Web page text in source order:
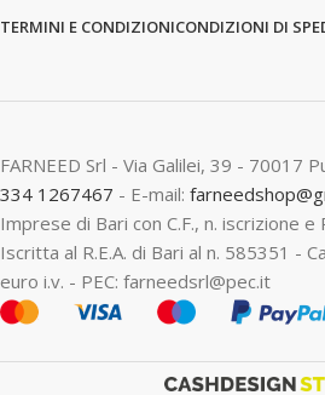
TERMINI E CONDIZIONICONDIZIONI DI
FARNEED Srl - Via Galilei, 39 - 70017
334 1267467 - E-mail:
Imprese di Bari con C.F., n. iscrizione
Iscritta al R.E.A. di Bari al n. 585351 -
euro i.v. - PEC: farneedsrl@pec.it